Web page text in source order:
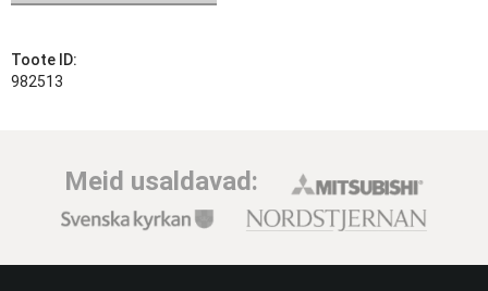
Toote ID:
982513
Meid usaldavad: